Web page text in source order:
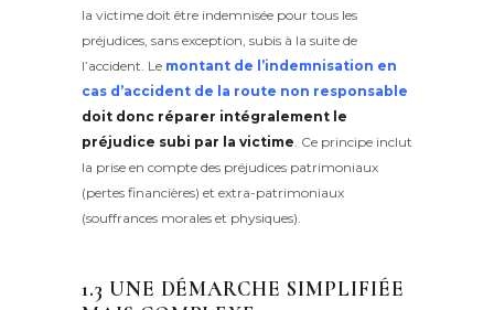
la victime doit être indemnisée pour tous les
préjudices, sans exception, subis à la suite de
l’accident. Le montant de l’indemnisation en
cas d’accident de la route non responsable
doit donc réparer intégralement le
préjudice subi par la victime. Ce principe inclut
la prise en compte des préjudices patrimoniaux
(pertes financières) et extra-patrimoniaux
(souffrances morales et physiques).
1.3 UNE DÉMARCHE SIMPLIFIÉE